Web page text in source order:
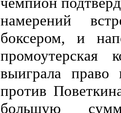
намерений
боксером, и
промоутерская
выиграла право
против
большую